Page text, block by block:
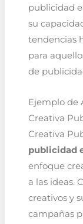
publicidad
su
tendencias
para
de
Ejemplo de
Creativa
Creativa
publicidad
enfoque
a las ideas.
creativos y
campañas